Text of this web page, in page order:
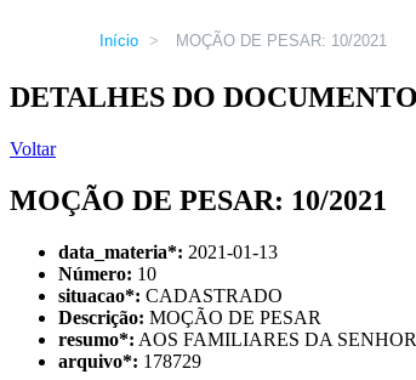
Início > MOÇÃO DE PESAR: 10/2021
DETALHES DO DOCUMENTO
Voltar
MOÇÃO DE PESAR: 10/2021
data_materia*: 2021-01-13
Número: 10
situacao*: CADASTRADO
Descrição: MOÇÃO DE PESAR
resumo*: AOS FAMILIARES DA
arquivo*: 178729